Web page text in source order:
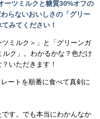
ーツミルクと糖質30%オフの
らないおいしさの「グリー
みてください！
ミルク＞」と「グリーンガ
ク」。わかるかな？色だけ
いただきます！
ートを順番に食べて真剣に
す。でも本当にわかんなか